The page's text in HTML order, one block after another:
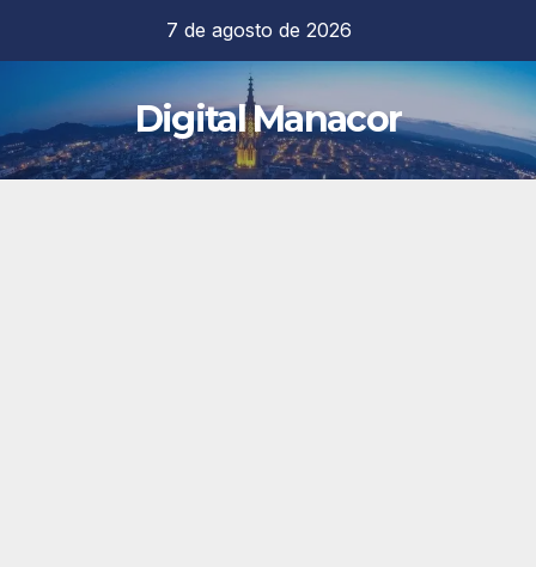
contenido
7 de agosto de 2026
Digital Manacor